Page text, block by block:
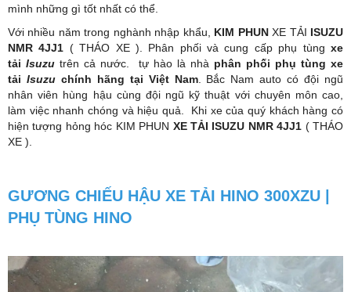
mình những gì tốt nhất có thể.
Với nhiều năm trong nghành nhập khẩu, KIM PHUNXE TẢI ISUZU
NMR 4JJ1 ( THÁO XE ). Phân phối và cung cấp phụ tùngxe
tải Isuzu trên cả nước. tự hào là nhà phân phối phụ tùng xe
tải Isuzuchính hãng tại Việt Nam. Bắc Nam auto có đội ngũ
nhân viên hùng hậu cùng đội ngũ kỹ thuật với chuyên môn cao,
làm việc nhanh chóng và hiệu quả. Khi xe của quý khách hàng có
hiện tượng hỏng hóc KIM PHUN XE TẢI ISUZU NMR 4JJ1 ( THÁO
XE ).
GƯƠNG CHIẾU HẬU XE TẢI HINO 300XZU |
PHỤ TÙNG HINO